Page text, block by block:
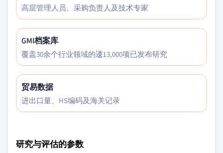
高层管理人员、采购负责人及技术专家
GMI档案库
覆盖30余个行业领域的逶13,000项已发布研究
贸易数据
进出口量、HS编码及海关记录
研究与评估的参数